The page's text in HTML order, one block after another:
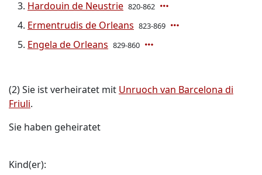
Hardouin de Neustrie 820-862
Ermentrudis de Orleans 823-869
Engela de Orleans 829-860
(2) Sie ist verheiratet mit Unruoch van Barcelona di
Friuli.
Sie haben geheiratet
Kind(er):